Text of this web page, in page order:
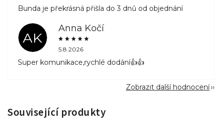
Bunda je překrásná přišla do 3 dnů od objednání
AK
Anna Kočí
5.8.2026
Super komunikace,rychlé dodání👍👍
Zobrazit další hodnocení
Související produkty